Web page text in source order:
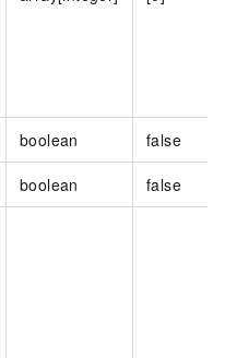
boolean false
boolean false